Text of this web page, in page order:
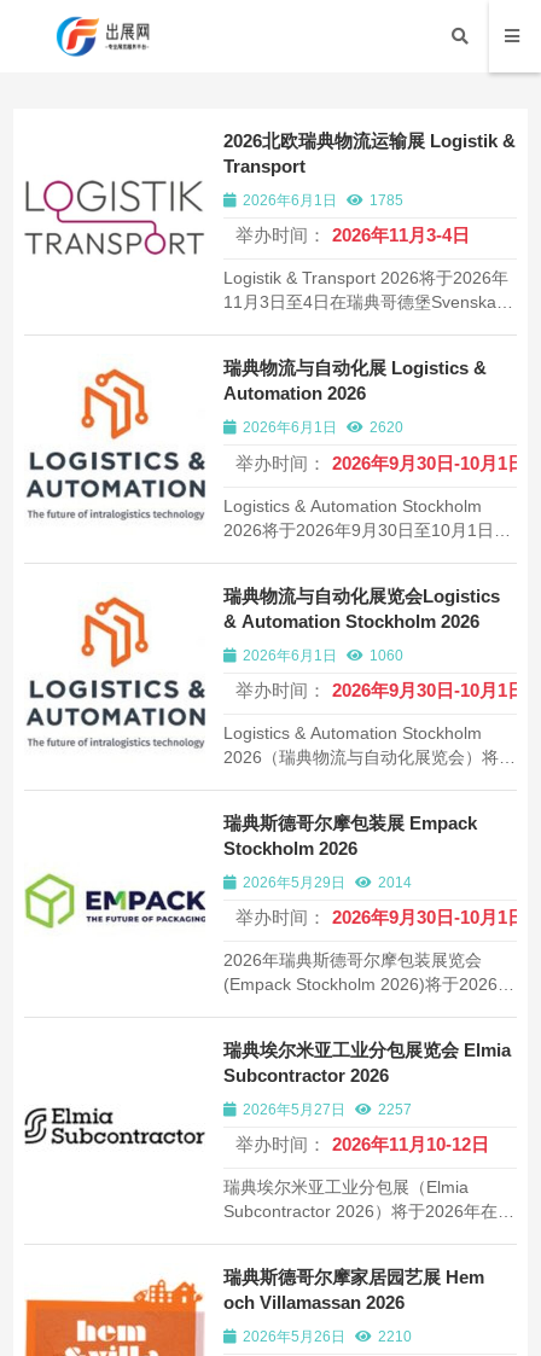
2026北欧瑞典物流运输展 Logistik &
Transport
2026年6月1日 1785
举办时间： 2026年11月3-4日
Logistik & Transport 2026将于2026年
11月3日至4日在瑞典哥德堡Svenska
高级政府官员和研究学者。
瑞典物流与自动化展 Logistics &
Automation 2026
2026年6月1日 2620
举办时间： 2026年9月30日-10月1日
Logistics & Automation Stockholm
2026将于2026年9月30日至10月1日在
展示仓储自动化、运输技术和供应链解
决方案的最新创新。
瑞典物流与自动化展览会Logistics
& Automation Stockholm 2026
2026年6月1日 1060
举办时间： 2026年9月30日-10月1日
Logistics & Automation Stockholm
2026（瑞典物流与自动化展览会）将于
北欧地区物流技术与自动化领域重要的
专业展会，汇聚仓储自动化、物料搬运
和物流IT解决方案供应商。
瑞典斯德哥尔摩包装展 Empack
Stockholm 2026
2026年5月29日 2014
举办时间： 2026年9月30日-10月1日
2026年瑞典斯德哥尔摩包装展览会
(Empack Stockholm 2026)将于2026年
包装技术、材料及服务领域规模最大的
专业贸易展会。
瑞典埃尔米亚工业分包展览会 Elmia
Subcontractor 2026
2026年5月27日 2257
举办时间： 2026年11月10-12日
瑞典埃尔米亚工业分包展（Elmia
Subcontractor 2026）将于2026年在延
50000平方米。
瑞典斯德哥尔摩家居园艺展 Hem
och Villamassan 2026
2026年5月26日 2210